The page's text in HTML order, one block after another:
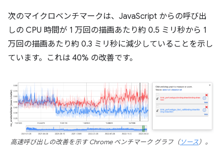
次のマイクロベンチマークは、JavaScript からの呼び出
しの CPU 時間が 1 万回の描画あたり約 0.5 ミリ秒から 1
万回の描画あたり約 0.3 ミリ秒に減少していることを示し
ています。これは 40% の改善です。
高速呼び出しの改善を示す Chrome ベンチマーク グラフ（ソース）。